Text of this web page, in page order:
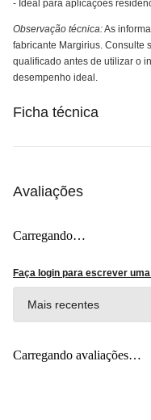
- Ideal para aplicações
Observação técnica:As
fabricante Margirius. Consulte
qualificado antes de utilizar o
desempenho ideal.
Ficha técnica
Avaliações
Carregando…
Faça login para escrever
Mais recentes
Carregando avaliações…